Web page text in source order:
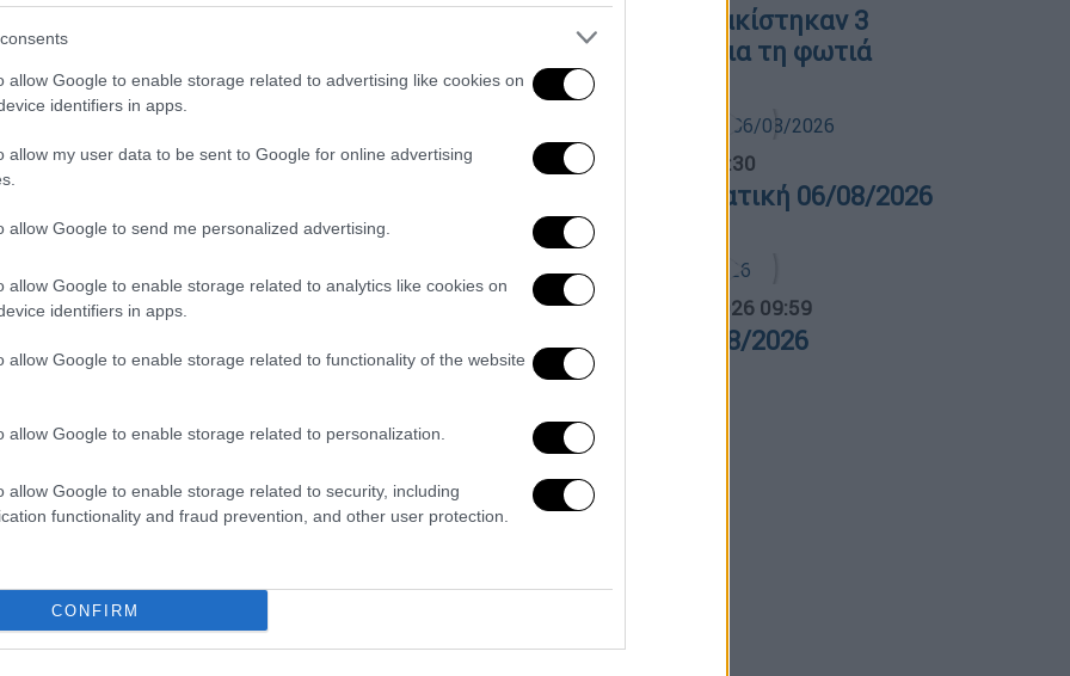
allow Google to enable storage related to advertising like cookies on
identifiers in apps.
allow my user data to be sent to Google for online advertising
allow Google to send me personalized advertising.
allow Google to enable storage related to analytics like cookies on
identifiers in apps.
allow Google to enable storage related to functionality of the website
allow Google to enable storage related to personalization.
allow Google to enable storage related to security, including
functionality and fraud prevention, and other user protection.
CONFIRM
Ελλάδα|16.07.2026 06:45
Κυψέλη: «Παγωμένος» από τον
Μάιο ο μετροπόντικας μετά τις
Ελληνικό Μετρό
οι εκσκαφές ανεστάλησαν λόγω
απρόβλεπτων μετακινήσεων του
στατικότητα των κτιρίων, όπως και
ethnos.gr
«Κινούμαι Ηλεκτρικά ΙΙΙ»:
Παρατείνεται το πρόγραμμα -
Πότε λήγει
Βοιωτία: Προφυλακίστηκαν 3
κατηγορούμενοι για τη φωτιά
Δελτίο...|06.08.2026 14:30
Δελτίο στην νοηματική 06/08/2026
Ώρα Ελλάδος... 07.08.2026 09:59
Ώρα Ελλάδος 07/08/2026